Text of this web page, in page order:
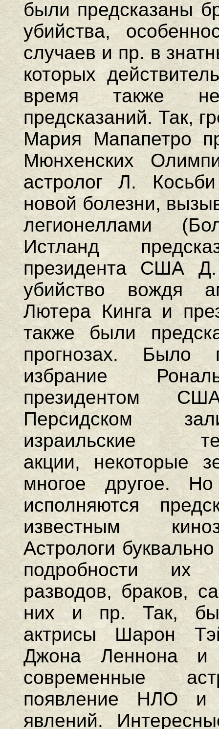
были предсказаны
убийства,
случаев и пр. в
которых
время также
предсказаний. Так,
Мария Мапапетро
Мюнхенских
астролог Л.
новой болезни,
легионеллами
Истланд
президента США
убийство вождя
Лютера Кинга и
также были
прогнозах. Было
избрание
президентом
Персидском
израильские
акции, некоторые
многое другое.
исполняются
известным
Астрологи
подробности их
разводов, браков,
них и пр. Так,
актрисы Шарон
Джона Леннона
современные
появление НЛО и
явлений.